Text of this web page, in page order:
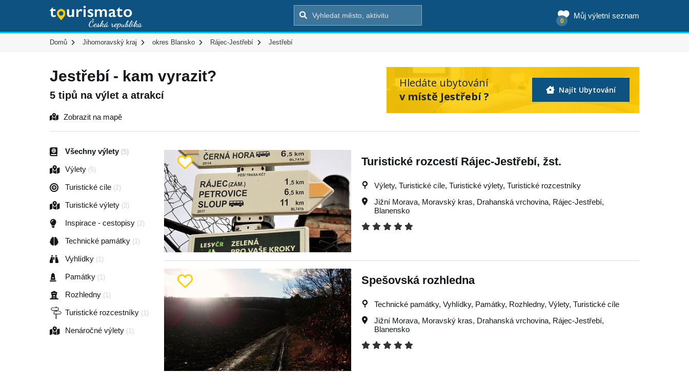
Můj výletní seznam
0
Domů Jihomoravský kraj okres Blansko Rájec-Jestřebí Jestřebí
Jestřebí - kam vyrazit?
5 tipů na výlet a atrakcí
Hledáte ubytování
v místě Jestřebí ?
Najít Ubytování
Zobrazit na mapě
Všechny výlety (5)
Výlety (5)
Turistické cíle (2)
Turistické výlety (2)
Inspirace - cestopisy (2)
Technické památky (1)
Vyhlídky (1)
Památky (1)
Rozhledny (1)
Turistické rozcestníky (1)
Nenáročné výlety (1)
Turistické rozcestí Rájec-Jestřebí, žst.
Výlety, Turistické cíle, Turistické výlety, Turistické rozcestníky
Jižní Morava, Moravský kras, Drahanská vrchovina, Rájec-Jestřebí,
Blanensko
Spešovská rozhledna
Technické památky, Vyhlídky, Památky, Rozhledny, Výlety, Turistické cíle
Jižní Morava, Moravský kras, Drahanská vrchovina, Rájec-Jestřebí,
Blanensko